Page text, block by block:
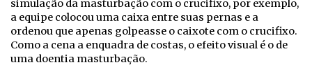
simulação da masturbação com o crucifixo, por exemplo,
a equipe colocou uma caixa entre suas pernas e a
ordenou que apenas golpeasse o caixote com o crucifixo.
Como a cena a enquadra de costas, o efeito visual é o de
uma doentia masturbação.